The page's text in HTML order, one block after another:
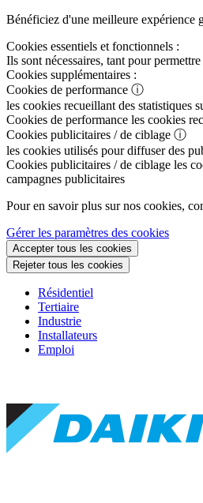
Bénéficiez d'une meilleure expérience
Cookies essentiels et fonctionnels :
Ils sont nécessaires, tant pour
Cookies supplémentaires :
Cookies de performance ⓘ
les cookies recueillant des statistiques
Cookies de performance les cookies
Cookies publicitaires / de ciblage ⓘ
les cookies utilisés pour diffuser des
Cookies publicitaires / de ciblage les
campagnes publicitaires
Pour en savoir plus sur nos cookies,
Gérer les paramètres des cookies
Accepter tous les cookies
Rejeter tous les cookies
Résidentiel
Tertiaire
Industrie
Installateurs
Emploi